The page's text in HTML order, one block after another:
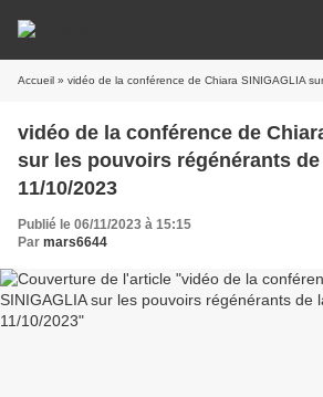
Accueil » vidéo de la conférence de Chiara SINIGAGLIA sur les pouvoirs
vidéo de la conférence de
sur les pouvoirs régénérants
11/10/2023
Publié le 06/11/2023 à 15:15
Par mars6644